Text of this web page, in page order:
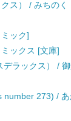
ス） / みちのく
ック]
ックス [文庫]
ラックス） /
number 273) /